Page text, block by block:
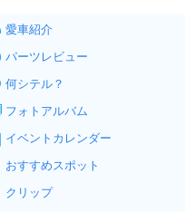
愛車紹介
パーツレビュー
何シテル？
フォトアルバム
イベントカレンダー
おすすめスポット
クリップ